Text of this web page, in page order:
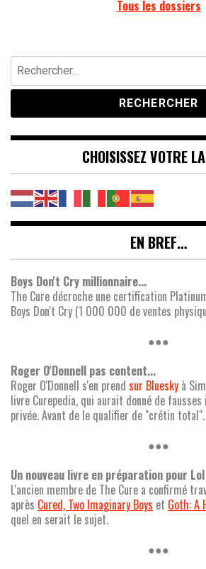
Tous les dossiers
Rechercher :
CHOISISSEZ VOTRE
EN BREF…
Boys Don't Cry millionnaire...
The Cure décroche une certification
Boys Don't Cry (1 000 000 de ventes
●●●
Roger O'Donnell pas content...
Roger O'Donnell s'en prend sur Bluesky à
livre Curepedia, qui aurait donné de
privée. Avant de le qualifier de "crétin total".
●●●
Un nouveau livre en préparation pour
L'ancien membre de The Cure a confirmé
après Cured, Two Imaginary Boys et Goth: A
quel en serait le sujet.
●●●